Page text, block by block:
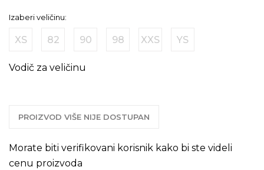
Izaberi veličinu:
XS 82 90 98 XXS YS
Vodič za veličinu
PROIZVOD VIŠE NIJE DOSTUPAN
Morate biti verifikovani korisnik kako bi ste videli
cenu proizvoda